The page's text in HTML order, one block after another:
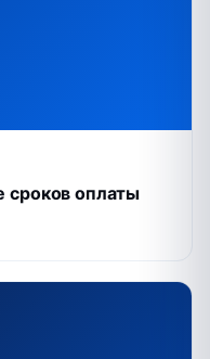
сроков оплаты